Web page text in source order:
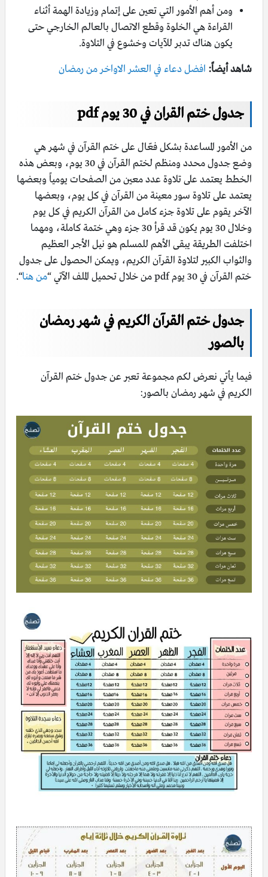
ومن أهم الأمور التي تعين على إتمام وزيادة الهمة أثناء
القراءة هي الخلوة وقطع الاتصال بالعالم الخارجي حتى
يكون هناك تدبر للآيات وخشوع في التلاوة.
شاهد أيضاً: افضل دعاء في العشر الاواخر من رمضان
جدول ختم القران في 30 يوم pdf
من الأمور المساعدة بشكل فعّال على ختم القرآن في شهر هي
وضع جدول محدد ومنظم لختم القرآن في 30 يوم، وبعض هذه
الخطط يعتمد على تلاوة عدد معين من الصفحات يومياً وبعضها
يعتمد على تلاوة سور معينة من القرآن في كل يوم، وبعضها
الآخر يقوم على تلاوة جزء كامل من القرآن الكريم في كل يوم
وخلال 30 يوم يكون قد قرأ 30 جزء وهي ختمة كاملة، ومهما
اختلفت الطريقة يبقى الأهم للمسلم هو نيل الأجر العظيم
والثواب الكبير لتلاوة القرآن الكريم، ويمكن الحصول على جدول
ختم القرآن في 30 يوم pdf من خلال تحميل الملف الآتي “
من هنا“.
جدول ختم القرآن الكريم في شهر رمضان
بالصور
فيما يأتي نعرض لكم مجموعة تعبر عن جدول ختم القرآن
الكريم في شهر رمضان بالصور: